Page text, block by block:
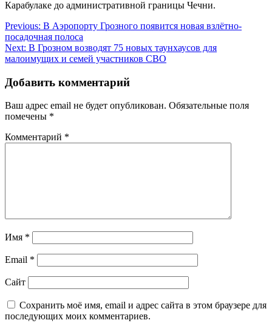
Карабулаке до административной границы Чечни.
Навигация
по
записям
Previous: В Аэропорту Грозного появится новая взлётно-
посадочная полоса
Next: В Грозном возводят 75 новых таунхаусов для
малоимущих и семей участников СВО
Добавить комментарий
Ваш адрес email не будет опубликован. Обязательные поля
помечены *
Комментарий *
Имя *
Email *
Сайт
Сохранить моё имя, email и адрес сайта в этом браузере для
последующих моих комментариев.